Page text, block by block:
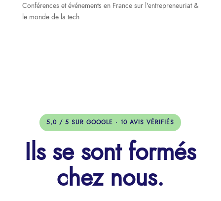
Conférences et événements en France sur l'entrepreneuriat &
le monde de la tech
5,0 / 5 SUR GOOGLE · 10 AVIS VÉRIFIÉS
Ils se sont formés
chez nous.